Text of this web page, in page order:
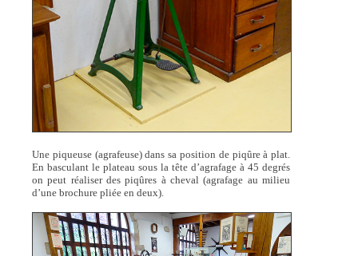
Une piqueuse (agrafeuse) dans sa position de piqûre à plat.
En basculant le plateau sous la tête d’agrafage à 45 degrés
on peut réaliser des piqûres à cheval (agrafage au milieu
d’une brochure pliée en deux).